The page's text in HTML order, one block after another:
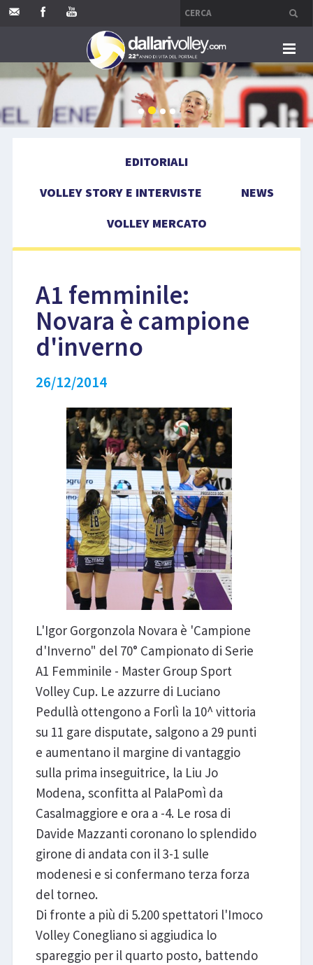
HOME
EVENTI
EDITORIALI
VOLLEY STORY E INTERVISTE
NEWS
VOLLEY MERCATO
A1 femminile:
Novara è campione
d'inverno
26/12/2014
L'Igor Gorgonzola Novara è 'Campione
d'Inverno" del 70° Campionato di Serie
A1 Femminile - Master Group Sport
Volley Cup. Le azzurre di Luciano
Pedullà ottengono a Forlì la 10^ vittoria
su 11 gare disputate, salgono a 29 punti
e aumentano il margine di vantaggio
sulla prima inseguitrice, la Liu Jo
Modena, sconfitta al PalaPomì da
Casalmaggiore e ora a -4. Le rosa di
Davide Mazzanti coronano lo splendido
girone di andata con il 3-1 sulle
modenesi e si confermano terza forza
del torneo.
Di fronte a più di 5.200 spettatori l'Imoco
Volley Conegliano si aggiudica lo
spareggio per il quarto posto, battendo